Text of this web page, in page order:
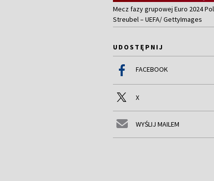
Mecz fazy grupowej Euro 2024
Streubel – UEFA/ GettyImages
UDOSTĘPNIJ
FACEBOOK
X
WYŚLIJ MAILEM